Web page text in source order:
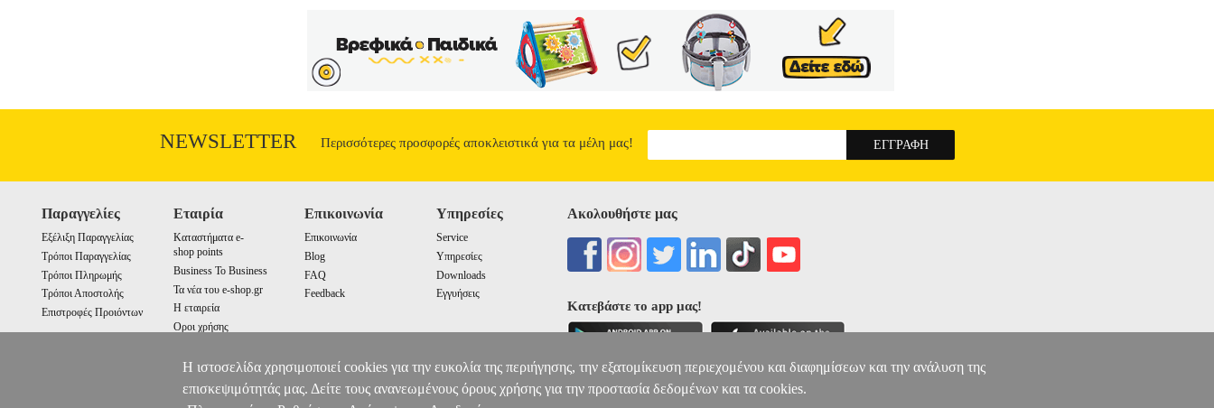
NEWSLETTER Περισσότερες προσφορές αποκλειστικά για τα μέλη μας!
Παραγγελίες
Εξέλιξη Παραγγελίας
Τρόποι Παραγγελίας
Τρόποι Πληρωμής
Τρόποι Αποστολής
Επιστροφές Προιόντων
Εταιρία
Καταστήματα e-
shop points
Business To Business
Τα νέα του e-shop.gr
Η εταιρεία
Οροι χρήσης
Επικοινωνία
Επικοινωνία
Blog
FAQ
Feedback
Υπηρεσίες
Service
Υπηρεσίες
Downloads
Εγγυήσεις
Ακολουθήστε μας
Κατεβάστε το app μας!
Η ιστοσελίδα χρησιμοποιεί cookies για την ευκολία της περιήγησης, την εξατομίκευση περιεχομένου και διαφημίσεων και την ανάλυση της
επισκεψιμότητάς μας. Δείτε τους ανανεωμένους όρους χρήσης για την προστασία δεδομένων και τα cookies.